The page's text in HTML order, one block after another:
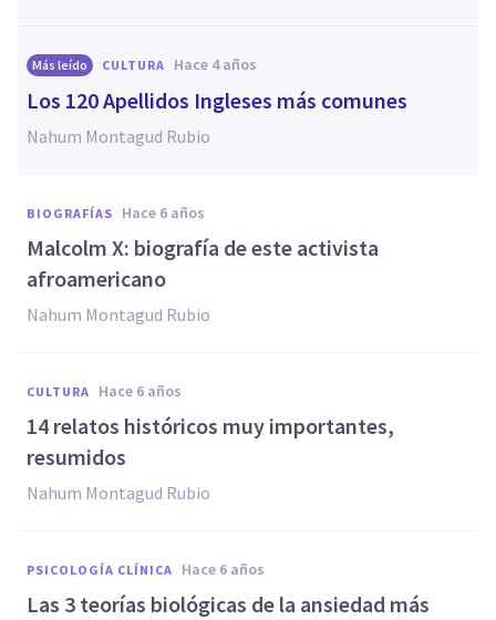
Más leído CULTURA hace 4 años
Los 120 Apellidos Ingleses más comunes
Nahum Montagud Rubio
BIOGRAFÍAS hace 6 años
Malcolm X: biografía de este activista
afroamericano
Nahum Montagud Rubio
CULTURA hace 6 años
14 relatos históricos muy importantes,
resumidos
Nahum Montagud Rubio
PSICOLOGÍA CLÍNICA hace 6 años
Las 3 teorías biológicas de la ansiedad más